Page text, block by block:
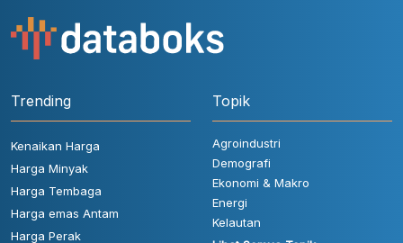
Trending
Kenaikan Harga
Harga Minyak
Harga Tembaga
Harga emas Antam
Harga Perak
Topik
Agroindustri
Demografi
Ekonomi & Makro
Energi
Kelautan